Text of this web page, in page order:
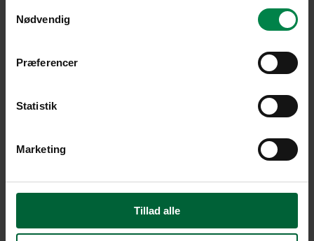
Nødvendig
Præferencer
Statistik
Marketing
Tillad alle